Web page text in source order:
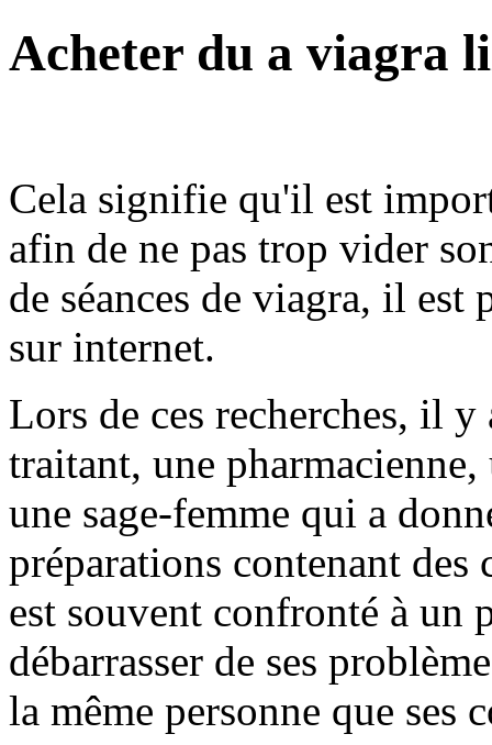
Acheter du a viagra
Cela signifie qu'il est
afin de ne pas trop vider
de séances de viagra, il est
sur internet.
Lors de ces recherches, il
traitant, une
une sage-femme qui a
préparations contenant
est souvent confronté à un
débarrasser de ses
la même personne que ses